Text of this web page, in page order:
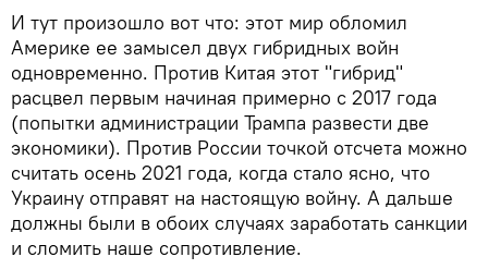
И тут произошло вот что: этот мир обломил
Америке ее замысел двух гибридных войн
одновременно. Против Китая этот "гибрид"
расцвел первым начиная примерно с 2017 года
(попытки администрации Трампа развести две
экономики). Против России точкой отсчета можно
считать осень 2021 года, когда стало ясно, что
Украину отправят на настоящую войну. А дальше
должны были в обоих случаях заработать санкции
и сломить наше сопротивление.